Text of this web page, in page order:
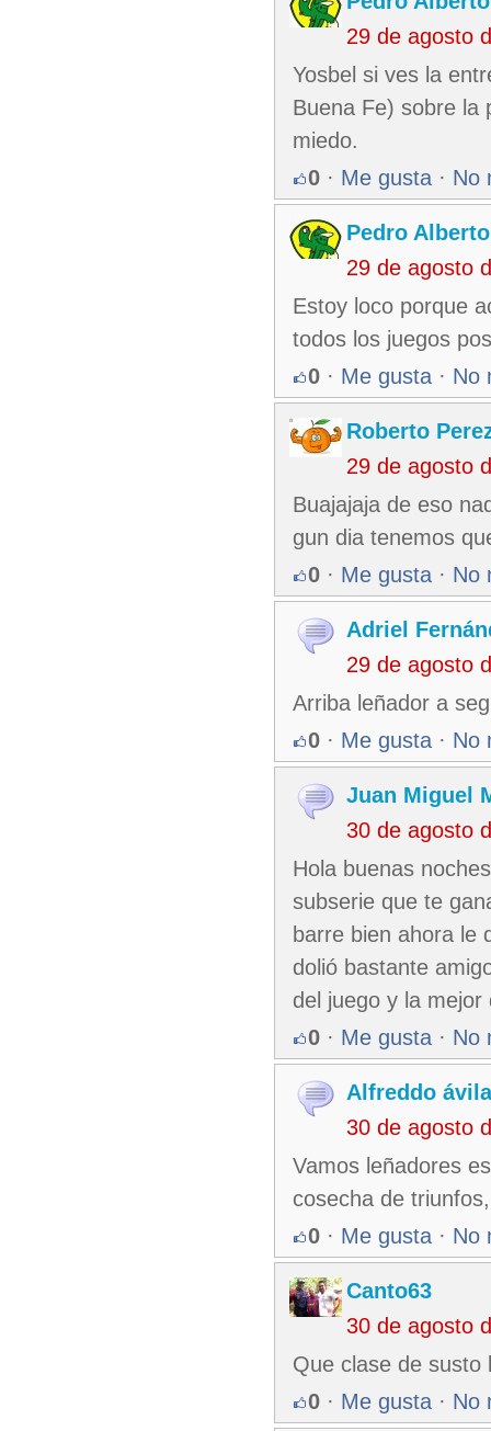
29 de agosto
Yosbel si ves la
Buena Fe) sobre la
miedo.
0 · Me gusta · No
Pedro
29 de agosto
Estoy loco porque
todos los juegos
0 · Me gusta · No
Roberto
29 de agosto
Buajajaja de eso
gun dia tenemos
0 · Me gusta · No
Adriel
29 de agosto
Arriba leñador a
0 · Me gusta · No
Juan Miguel
30 de agosto
Hola buenas
subserie que te
barre bien ahora le
dolió bastante
del juego y la
0 · Me gusta · No
Alfreddo
30 de agosto
Vamos leñadores
cosecha de
0 · Me gusta · No
Canto63
30 de agosto
Que clase de susto
0 · Me gusta · No